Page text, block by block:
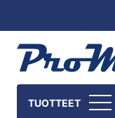
TUOTTEET